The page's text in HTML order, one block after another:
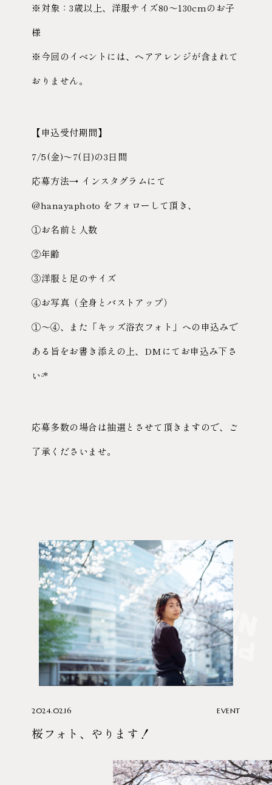
※対象：3歳以上、洋服サイズ80〜130cmのお子
様
※今回のイベントには、ヘアアレンジが含まれて
おりません。
【申込受付期間】
7/5(金)〜7(日)の3日間
応募方法→ インスタグラムにて
@hanayaphoto をフォローして頂き、
①お名前と人数
②年齢
③洋服と足のサイズ
④お写真（全身とバストアップ）
①〜④、また「キッズ浴衣フォト」への申込みで
ある旨をお書き添えの上、DMにてお申込み下さ
いᵕ̈*
応募多数の場合は抽選とさせて頂きますので、ご
了承くださいませ。
2024.02.16 EVENT
桜フォト、やります！